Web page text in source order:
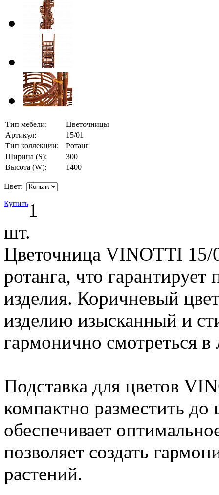
Тип мебели:
Цветочницы
Артикул:
15/01
Тип коллекции:
Ротанг
Ширина (S):
300
Высота (W):
1400
Цвет:
Купить1
шт.
Цветочница VINOTTI 15/
ротанга, что гарантирует
изделия. Коричневый
изделию изысканный и
гармонично смотреться
Подставка для цветов
компактно разместить
обеспечивает
позволяет создать
растений.